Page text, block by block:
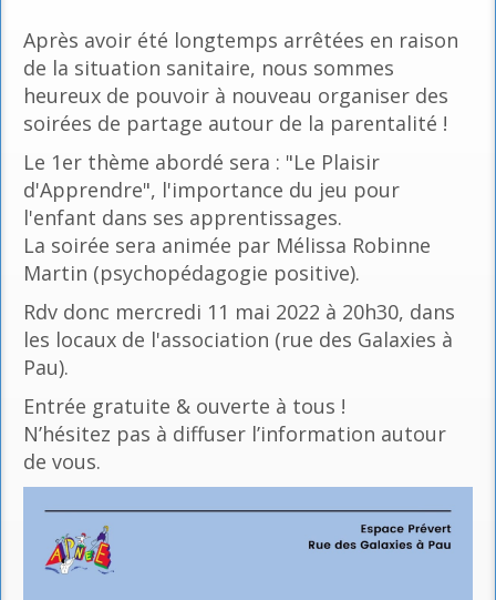
Après avoir été longtemps arrêtées en raison
de la situation sanitaire, nous sommes
heureux de pouvoir à nouveau organiser des
soirées de partage autour de la parentalité !
Le 1er thème abordé sera : "Le Plaisir
d'Apprendre", l'importance du jeu pour
l'enfant dans ses apprentissages.
La soirée sera animée par Mélissa Robinne
Martin (psychopédagogie positive).
Rdv donc mercredi 11 mai 2022 à 20h30, dans
les locaux de l'association (rue des Galaxies à
Pau).
Entrée gratuite & ouverte à tous !
N’hésitez pas à diffuser l’information autour
de vous.